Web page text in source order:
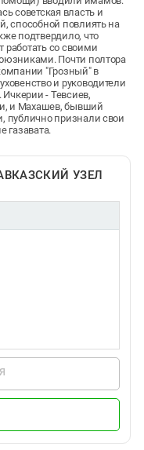
советская власть и
способной повлиять на
подтвердило, что
работать со своими
Почти полтора
"Грозный" в
и руководители
Ичкерии - Тевсиев,
и Махашев, бывший
публично признали свои
газавата.
УЗЕЛ